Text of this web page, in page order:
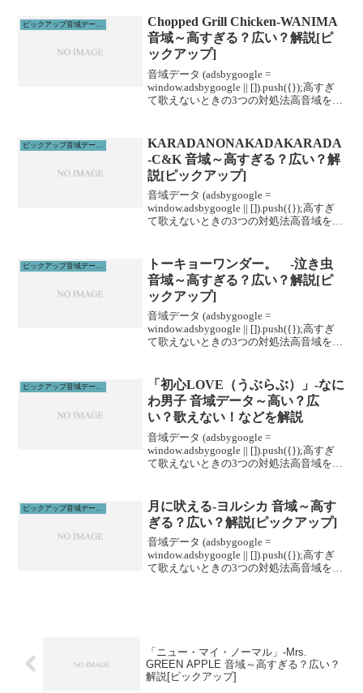
ルに通うこと...
Chopped Grill Chicken-WANIMA
音域～高すぎる？広い？解説[ピ
ックアップ]
音域データ (adsbygoogle =
window.adsbygoogle || []).push({});高すぎ
て歌えないときの3つの対処法高音域を広
ルに通うこと...
KARADANONAKADAKARADA
-C&K 音域～高すぎる？広い？解
説[ピックアップ]
音域データ (adsbygoogle =
window.adsbygoogle || []).push({});高すぎ
て歌えないときの3つの対処法高音域を広
ルに通うこと...
ピックアップ音域データ解説
トーキョーワンダー。 -泣き虫
音域～高すぎる？広い？解説[ピ
ックアップ]
音域データ (adsbygoogle =
window.adsbygoogle || []).push({});高すぎ
て歌えないときの3つの対処法高音域を広
ルに通うこと...
ピックアップ音域データ解説
「初心LOVE（うぶらぶ）」-なに
わ男子 音域データ～高い？広
い？歌えない！などを解説
音域データ (adsbygoogle =
window.adsbygoogle || []).push({});高すぎ
て歌えないときの3つの対処法高音域を広
ルに通うこと...
月に吠える-ヨルシカ 音域～高す
ぎる？広い？解説[ピックアップ]
音域データ (adsbygoogle =
window.adsbygoogle || []).push({});高すぎ
て歌えないときの3つの対処法高音域を広
「ニュー・マイ・ノーマル」-Mrs.
GREEN APPLE 音域～高すぎる？広い？
解説[ピックアップ]